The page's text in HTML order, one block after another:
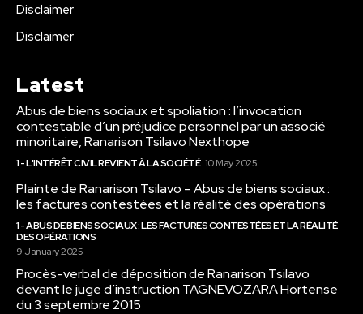
Disclaimer
Disclaimer
Latest
Abus de biens sociaux et spoliation : l’invocation
contestable d’un préjudice personnel par un associé
minoritaire, Ranarison Tsilavo Nexthope
1 - L'INTÉRÊT CIVIL REVIENT À LA SOCIÉTÉ 10 May 2025
Plainte de Ranarison Tsilavo – Abus de biens sociaux :
les factures contestées et la réalité des opérations
1 - ABUS DE BIENS SOCIAUX : LES FACTURES CONTESTÉES ET LA RÉALITÉ
DES OPÉRATIONS
9 January 2025
Procès-verbal de déposition de Ranarison Tsilavo
devant le juge d’instruction TAGNEVOZARA Hortense
du 3 septembre 2015